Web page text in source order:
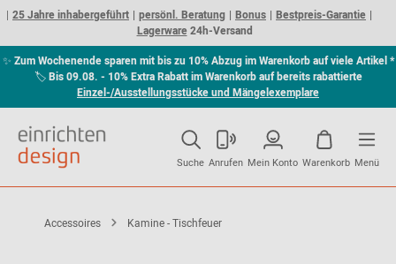
25 Jahre inhabergeführt persönl. Beratung Bonus
Bestpreis-Garantie
Lagerware24h-Versand
✨ Zum Wochenende sparen mit bis zu 10% Abzug im Warenkorb auf viele Artikel *
🏷Bis 09.08. - 10% Extra Rabatt im Warenkorb auf bereits rabattierte
Einzel-/Ausstellungsstücke und Mängelexemplare
Suche Anrufen Mein Konto Warenkorb Menü
Accessoires Kamine - Tischfeuer